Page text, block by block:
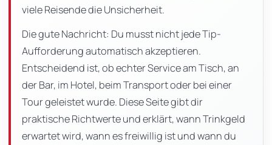
viele Reisende die Unsicherheit.
Die gute Nachricht: Du musst nicht jede Tip-
Aufforderung automatisch akzeptieren.
Entscheidend ist, ob echter Service am Tisch, an
der Bar, im Hotel, beim Transport oder bei einer
Tour geleistet wurde. Diese Seite gibt dir
praktische Richtwerte und erklärt, wann Trinkgeld
erwartet wird, wann es freiwillig ist und wann du